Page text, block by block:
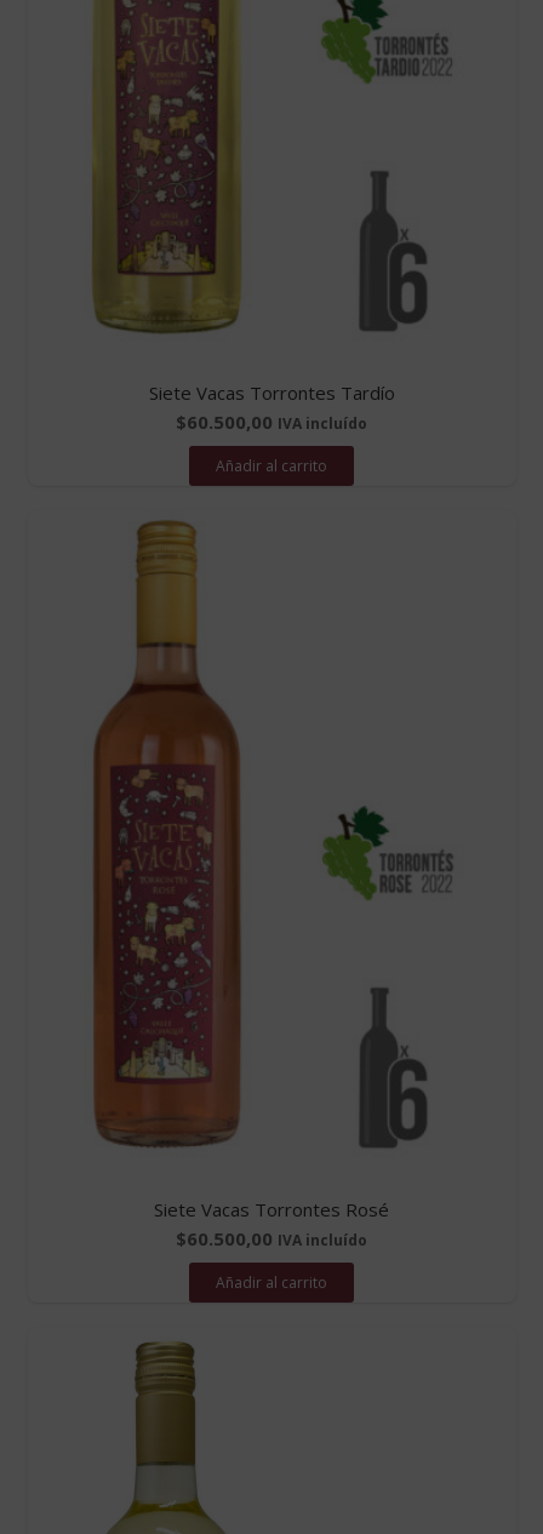
Siete Vacas Torrontes Tardío
$60.500,00 IVA incluído
Añadir al carrito
Siete Vacas Torrontes Rosé
$60.500,00 IVA incluído
Añadir al carrito